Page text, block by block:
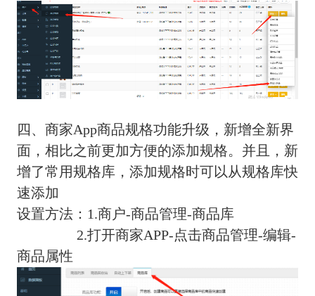
四、商家App商品规格功能升级，新增全新界
面，相比之前更加方便的添加规格。并且，新
增了常用规格库，添加规格时可以从规格库快
速添加
设置方法：1.商户-商品管理-商品库
2.打开商家APP-点击商品管理-编辑-
商品属性